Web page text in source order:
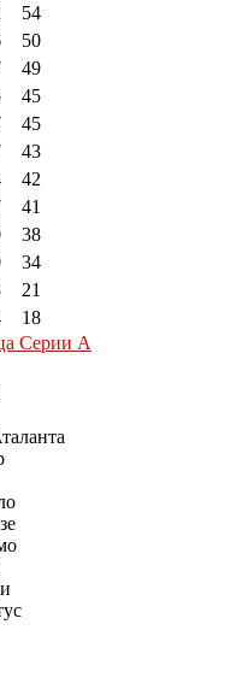
54
50
49
45
45
43
42
41
38
34
21
18
Серии А